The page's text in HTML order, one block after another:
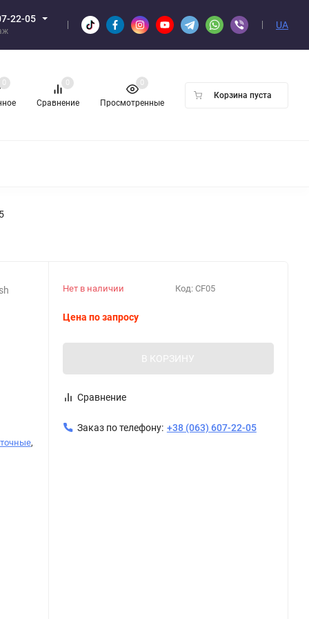
22-05
UA
0
Сравнение
0
Просмотренные
0
Корзина пуста
,
Нет в наличии Код: CF05
Цена по запросу
В КОРЗИНУ
Сравнение
Заказ по телефону: +38 (063) 607-22-05